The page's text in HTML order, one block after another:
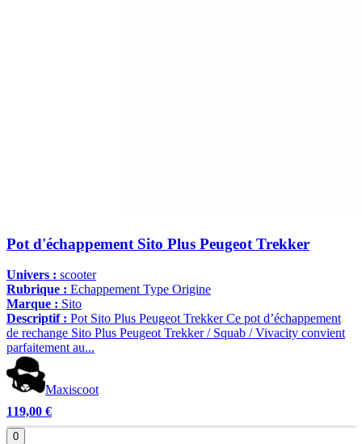
Pot d'échappement Sito Plus Peugeot Trekker
Univers : scooter
Rubrique : Echappement Type Origine
Marque : Sito
Descriptif : Pot Sito Plus Peugeot Trekker Ce pot d’échappement
de rechange Sito Plus Peugeot Trekker / Squab / Vivacity convient
parfaitement au...
Maxiscoot
119,00 €
0